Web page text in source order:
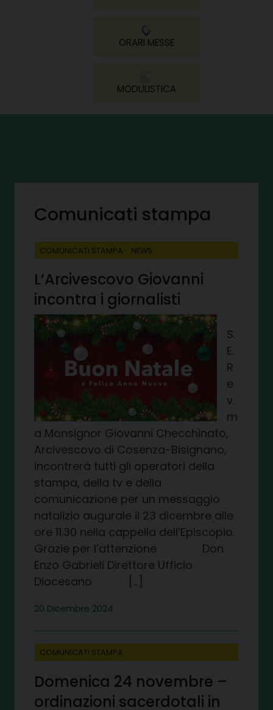
ORARI MESSE
MODULISTICA
Comunicati stampa
COMUNICATI STAMPA NEWS
L’Arcivescovo Giovanni
incontra i giornalisti
S.
E.
R
e
v.
m
a Monsignor Giovanni Checchinato,
Arcivescovo di Cosenza-Bisignano,
incontrerà tutti gli operatori della
stampa, della tv e della
comunicazione per un messaggio
natalizio augurale il 23 dicembre alle
ore 11.30 nella cappella dell’Episcopio.
Grazie per l’attenzione Don
Enzo Gabrieli Direttore Ufficio
Diocesano […]
20 Dicembre 2024
COMUNICATI STAMPA
Domenica 24 novembre –
ordinazioni sacerdotali in